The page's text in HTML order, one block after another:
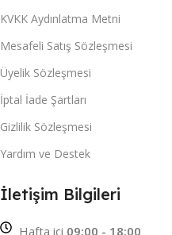
KVKK Aydınlatma Metni
Mesafeli Satış Sözleşmesi
Üyelik Sözleşmesi
İptal İade Şartları
Gizlilik Sözleşmesi
Yardım ve Destek
İletişim Bilgileri
Hafta içi 09:00 - 18:00